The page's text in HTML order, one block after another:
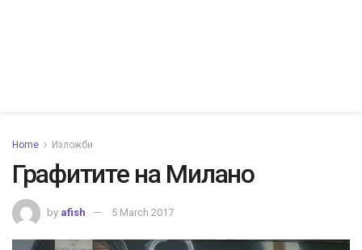
Home Изложби
Графитите на Милано
by afish 5 March 2017